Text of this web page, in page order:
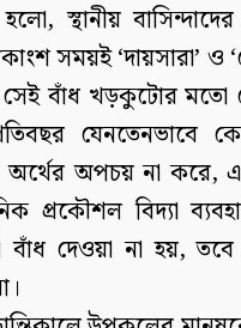
স্থানীয়
সময়ই ‘দায়সারা’ ও
বাঁধ খড়কুটোর মতো
যেনতেনভাবে
অর্থের অপচয় না করে,
প্রকৌশল বিদ্যা
বাঁধ দেওয়া না হয়,